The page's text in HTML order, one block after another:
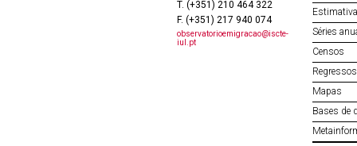
T. (+351) 210 464 322
F. (+351) 217 940 074
observatorioemigracao@iscte-
iul.pt
Séries
Censos
Mapas
Bases de